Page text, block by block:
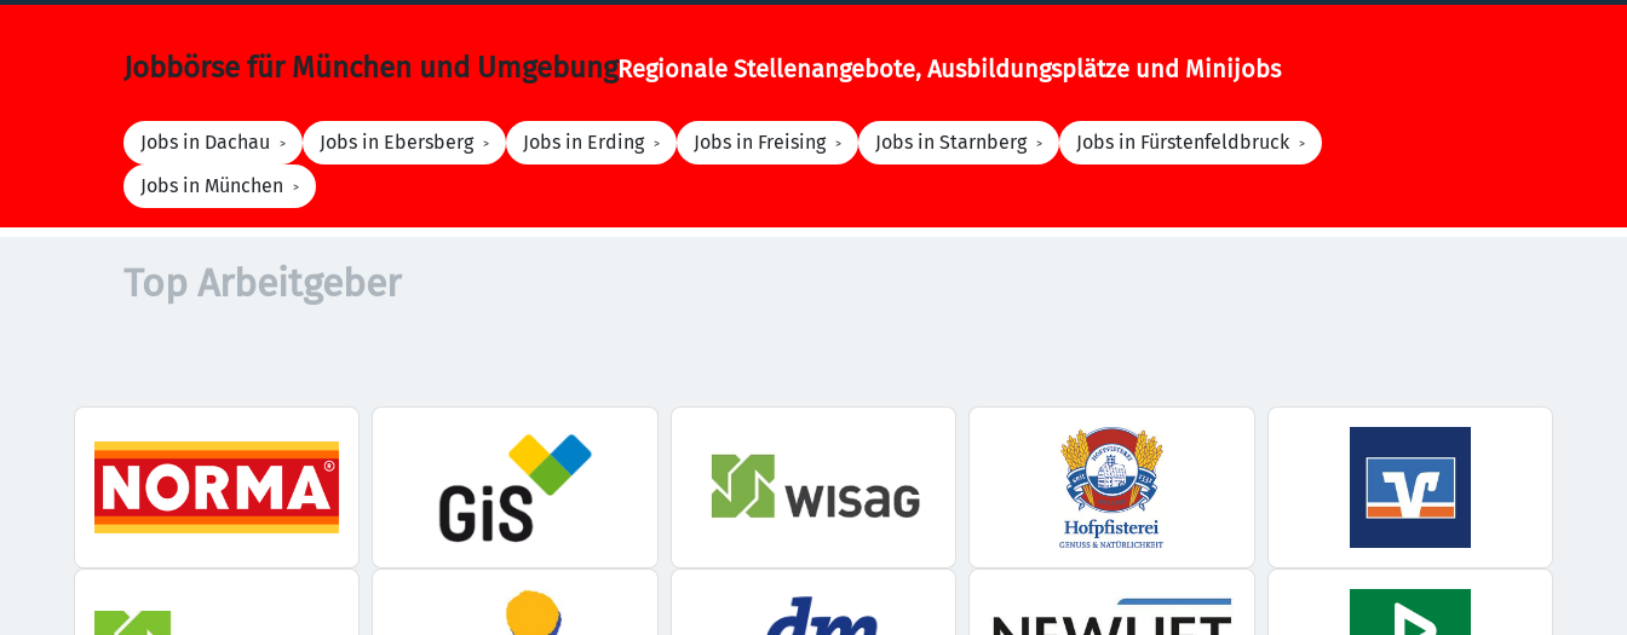
Jobbörse für München und UmgebungRegionale Stellenangebote, Ausbildungsplätze und Minijobs
Jobs in Dachau Jobs in Ebersberg Jobs in Erding Jobs in Freising Jobs in Starnberg
Jobs in Fürstenfeldbruck
Jobs in München
Top Arbeitgeber